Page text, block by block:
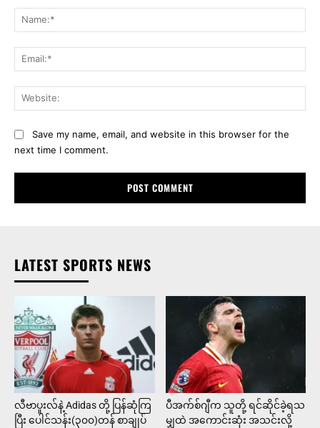
Save my name, email, and website in this browser for the
next time I comment.
LATEST SPORTS NEWS
လီဗာပူးလ်နဲ့ Adidas တို့ ပြန်ဆုံကြ
ပြီး ပေါင်သန်း(၃၀၀)တန် စာချုပ်
ပီအက်စ်ဂျီက သူတို့ ရင်ဆိုင်ခဲ့ရသ
မျှထဲ အကောင်းဆုံး အသင်းလို့